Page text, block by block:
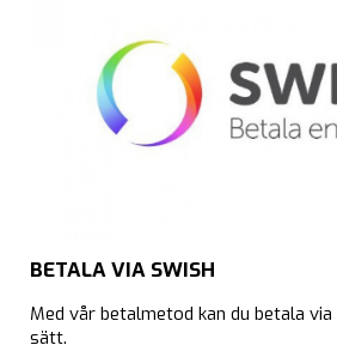
BETALA VIA SWISH
Med vår betalmetod kan du betala
sätt.